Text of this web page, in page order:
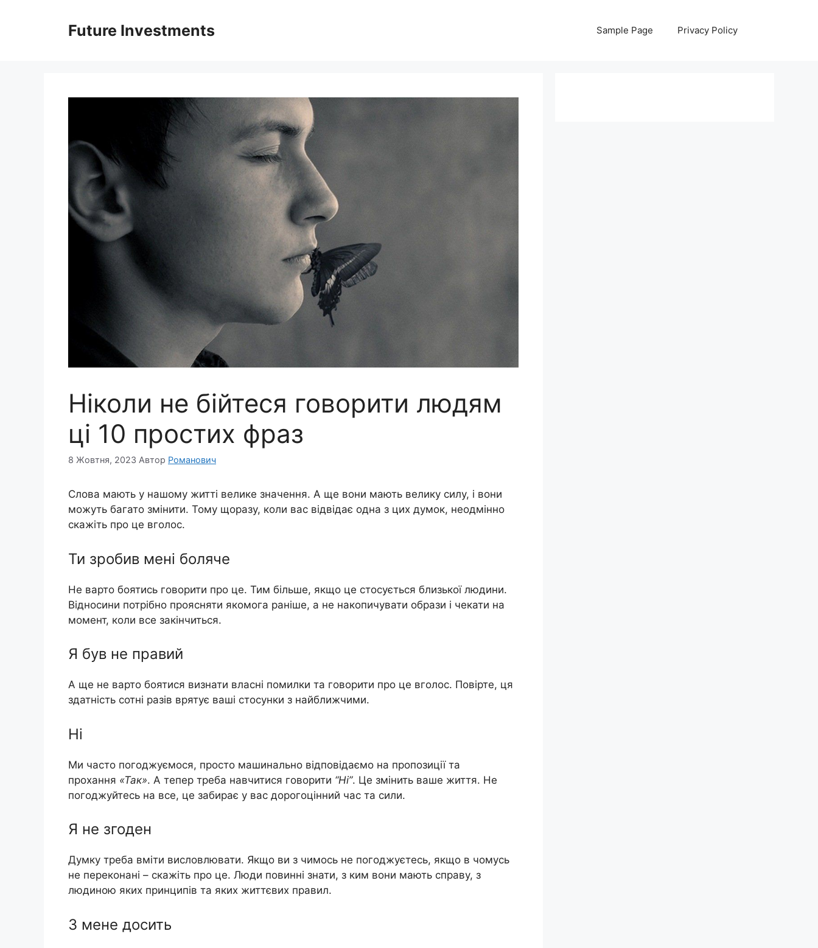
Future Investments Sample Page Privacy Policy
Ніколи не бійтеся говорити людям
ці 10 простих фраз
8 Жовтня, 2023 Автор Романович
Слова мають у нашому житті велике значення. А ще вони мають велику силу, і вони
можуть багато змінити. Тому щоразу, коли вас відвідає одна з цих думок, неодмінно
скажіть про це вголос.
Ти зробив мені боляче
Не варто боятись говорити про це. Тим більше, якщо це стосується близької людини.
Відносини потрібно проясняти якомога раніше, а не накопичувати образи і чекати на
момент, коли все закінчиться.
Я був не правий
А ще не варто боятися визнати власні помилки та говорити про це вголос. Повірте, ця
здатність сотні разів врятує ваші стосунки з найближчими.
Ні
Ми часто погоджуємося, просто машинально відповідаємо на пропозиції та
прохання «Так». А тепер треба навчитися говорити “Ні”. Це змінить ваше життя. Не
погоджуйтесь на все, це забирає у вас дорогоцінний час та сили.
Я не згоден
Думку треба вміти висловлювати. Якщо ви з чимось не погоджуєтесь, якщо в чомусь
не переконані – скажіть про це. Люди повинні знати, з ким вони мають справу, з
людиною яких принципів та яких життєвих правил.
З мене досить